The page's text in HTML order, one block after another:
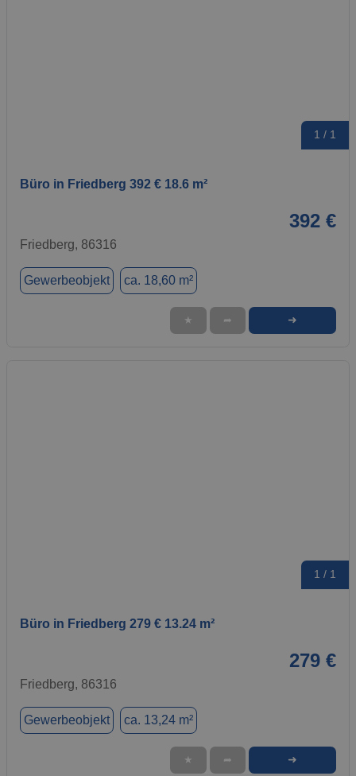
1 / 1
Büro in Friedberg 392 € 18.6 m²
392 €
Friedberg, 86316
Gewerbeobjekt ca. 18,60 m²
★ ➦ ➜
1 / 1
Büro in Friedberg 279 € 13.24 m²
279 €
Friedberg, 86316
Gewerbeobjekt ca. 13,24 m²
★ ➦ ➜